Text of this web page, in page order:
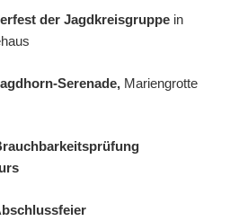
der Jagdkreisgruppe in
Serenade, Mariengrotte